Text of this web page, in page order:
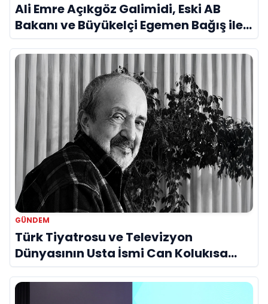
Ali Emre Açıkgöz Galimidi, Eski AB
Bakanı ve Büyükelçi Egemen Bağış ile
Bir Araya Geldi
GÜNDEM
Türk Tiyatrosu ve Televizyon
Dünyasının Usta İsmi Can Kolukısa
Hayatını Kaybetti